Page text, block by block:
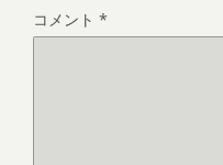
コメント *